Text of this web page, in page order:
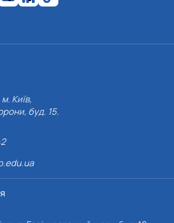
Київ,
буд. 15.